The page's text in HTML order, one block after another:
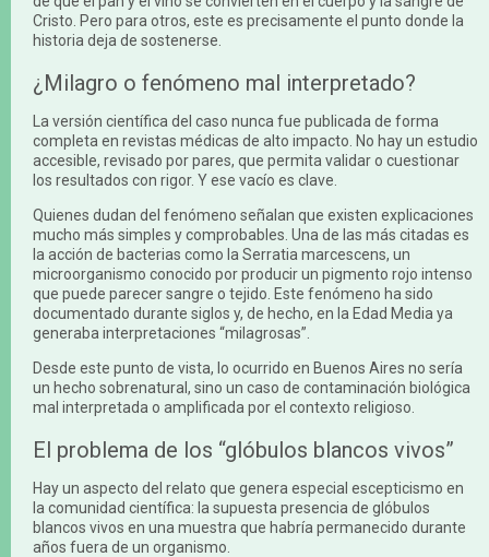
Cristo. Pero para otros, este es precisamente el punto donde la
historia deja de sostenerse.
¿Milagro o fenómeno mal interpretado?
La versión científica del caso nunca fue publicada de forma
completa en revistas médicas de alto impacto. No hay un estudio
accesible, revisado por pares, que permita validar o cuestionar
los resultados con rigor. Y ese vacío es clave.
Quienes dudan del fenómeno señalan que existen explicaciones
mucho más simples y comprobables. Una de las más citadas es
la acción de bacterias como la Serratia marcescens, un
microorganismo conocido por producir un pigmento rojo intenso
que puede parecer sangre o tejido. Este fenómeno ha sido
documentado durante siglos y, de hecho, en la Edad Media ya
generaba interpretaciones “milagrosas”.
Desde este punto de vista, lo ocurrido en Buenos Aires no sería
un hecho sobrenatural, sino un caso de contaminación biológica
mal interpretada o amplificada por el contexto religioso.
El problema de los “glóbulos blancos vivos”
Hay un aspecto del relato que genera especial escepticismo en
la comunidad científica: la supuesta presencia de glóbulos
blancos vivos en una muestra que habría permanecido durante
años fuera de un organismo.